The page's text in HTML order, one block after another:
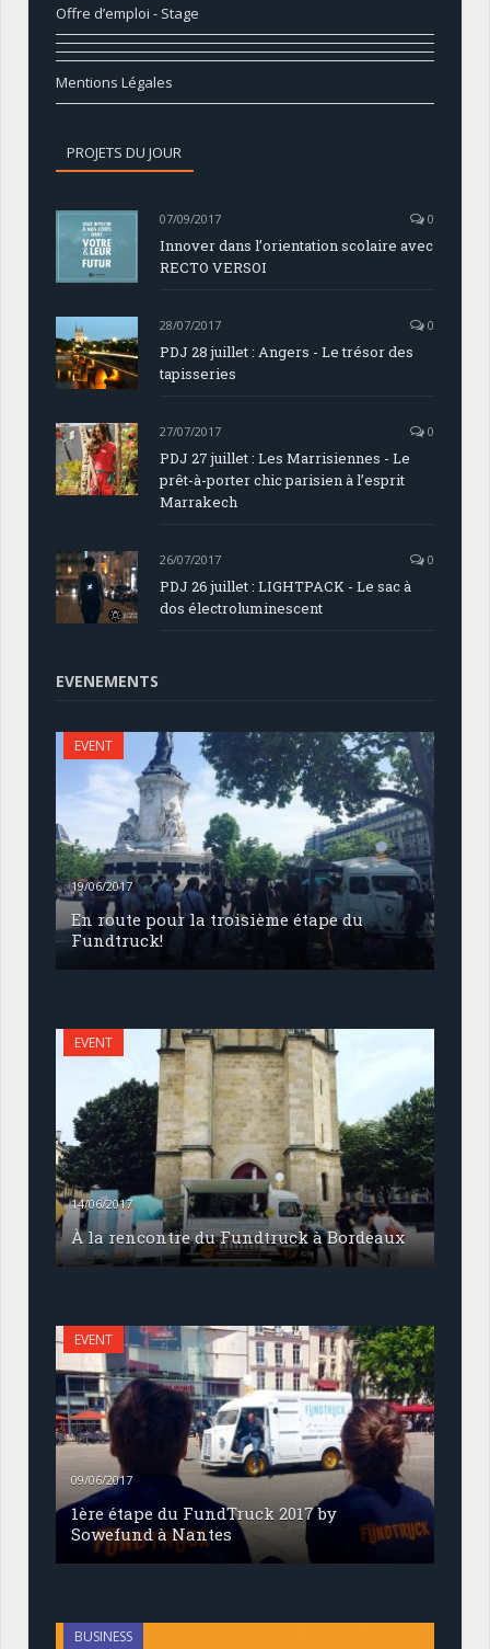
Offre d’emploi - Stage
Mentions Légales
PROJETS DU JOUR
07/09/2017 0
Innover dans l’orientation scolaire avec
RECTO VERSOI
28/07/2017 0
PDJ 28 juillet : Angers - Le trésor des
tapisseries
27/07/2017 0
PDJ 27 juillet : Les Marrisiennes - Le
prêt-à-porter chic parisien à l’esprit
Marrakech
26/07/2017 0
PDJ 26 juillet : LIGHTPACK - Le sac à
dos électroluminescent
EVENEMENTS
EVENT
19/06/2017
En route pour la troisième étape du
Fundtruck!
EVENT
14/06/2017
À la rencontre du Fundtruck à Bordeaux
EVENT
09/06/2017
1ère étape du FundTruck 2017 by
Sowefund à Nantes
BUSINESS